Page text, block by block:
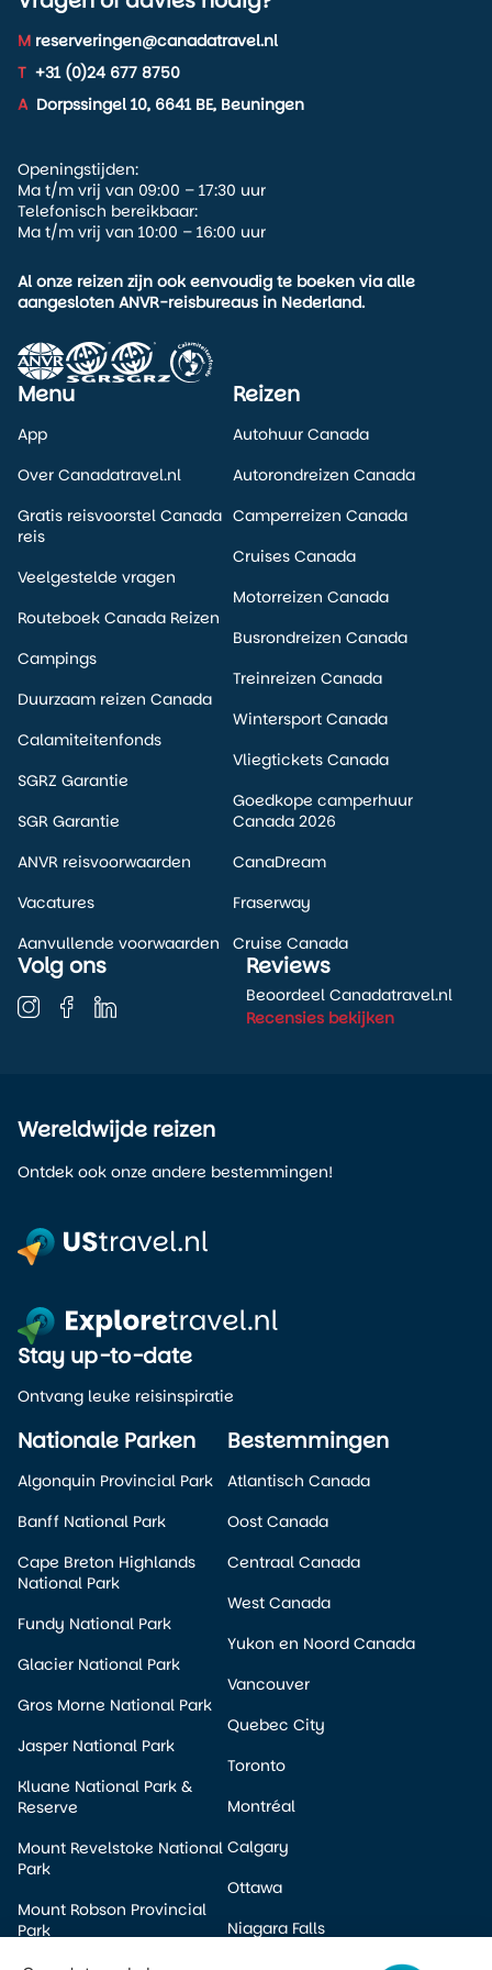
M reserveringen@canadatravel.nl
T +31 (0)24 677 8750
A Dorpssingel 10, 6641 BE, Beuningen
Openingstijden:
Ma t/m vrij van 09:00 – 17:30 uur
Telefonisch bereikbaar:
Ma t/m vrij van 10:00 – 16:00 uur
Al onze reizen zijn ook eenvoudig te boeken via alle
aangesloten ANVR-reisbureaus in Nederland.
Menu
App
Over Canadatravel.nl
Gratis reisvoorstel Canada
reis
Veelgestelde vragen
Routeboek Canada Reizen
Campings
Duurzaam reizen Canada
Calamiteitenfonds
SGRZ Garantie
SGR Garantie
ANVR reisvoorwaarden
Vacatures
Aanvullende voorwaarden
Reizen
Autohuur Canada
Autorondreizen Canada
Camperreizen Canada
Cruises Canada
Motorreizen Canada
Busrondreizen Canada
Treinreizen Canada
Wintersport Canada
Vliegtickets Canada
Goedkope camperhuur
Canada 2026
CanaDream
Fraserway
Cruise Canada
Volg ons Reviews
Beoordeel Canadatravel.nl
Recensies bekijken
Wereldwijde reizen
Ontdek ook onze andere bestemmingen!
Nationale Parken
Algonquin Provincial Park
Banff National Park
Cape Breton Highlands
National Park
Fundy National Park
Glacier National Park
Gros Morne National Park
Jasper National Park
Kluane National Park &
Reserve
Mount Revelstoke National
Park
Mount Robson Provincial
Park
Bestemmingen
Atlantisch Canada
Oost Canada
Centraal Canada
West Canada
Yukon en Noord Canada
Vancouver
Quebec City
Toronto
Montréal
Calgary
Ottawa
Niagara Falls
Stay up-to-date
Ontvang leuke reisinspiratie